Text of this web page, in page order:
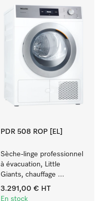
PDR 508 ROP [EL]
Sèche-linge professionnel
à évacuation, Little
Giants, chauffage
électrique  avec
programmes
3.291,00 € HT
En stock